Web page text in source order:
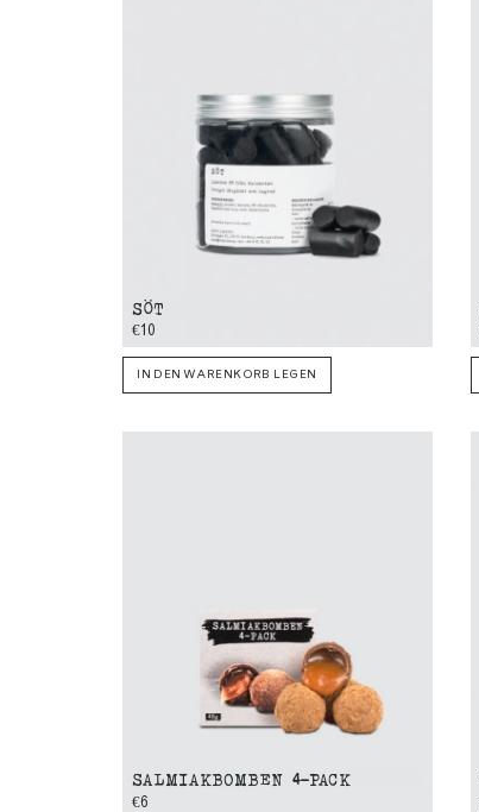
SÖT
€10
IN DEN WARENKORB LEGEN
SALMIAKBOMBEN 4-PACK
€6